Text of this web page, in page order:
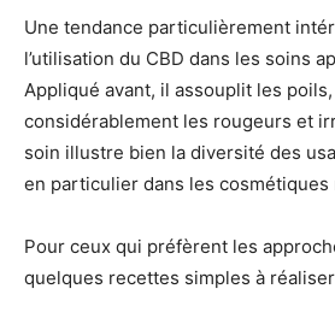
Une tendance particulièrement
l’utilisation du CBD dans les soins
Appliqué avant, il assouplit les
considérablement les rougeurs et
soin illustre bien la diversité des
en particulier dans les cosmétiques
Pour ceux qui préfèrent les
quelques recettes simples à